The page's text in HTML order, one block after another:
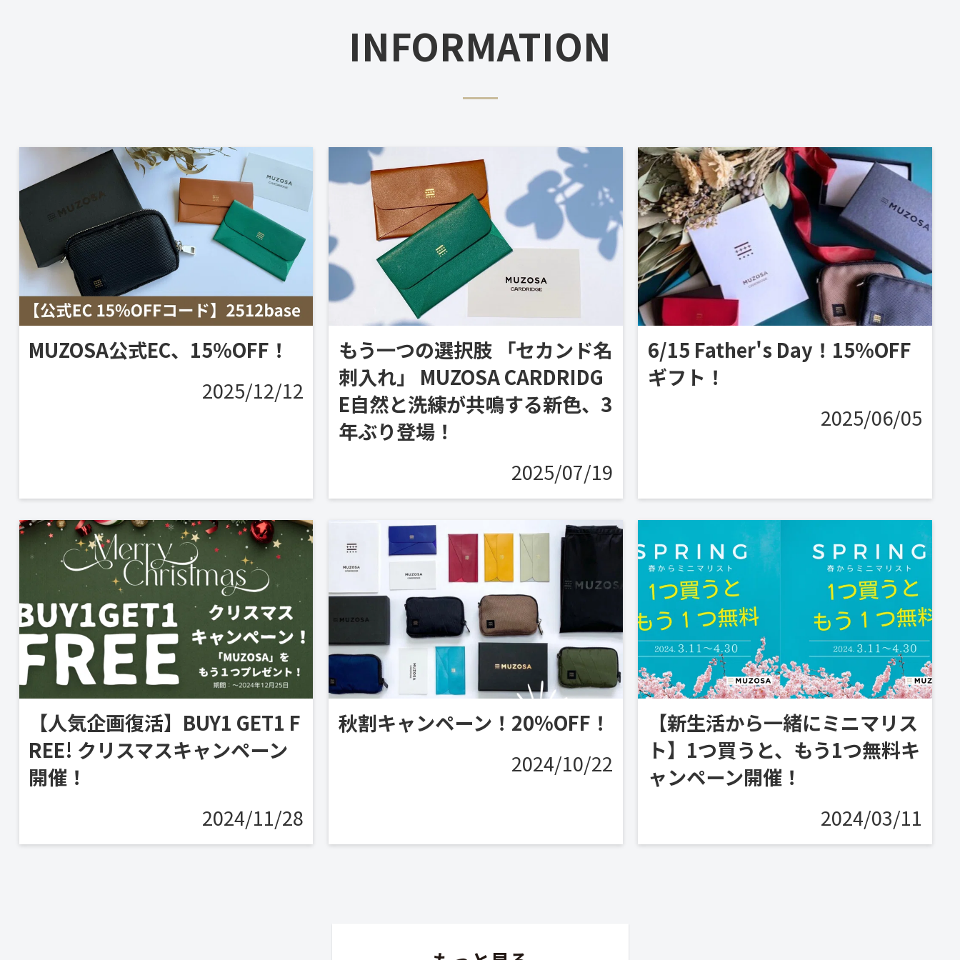
INFORMATION
MUZOSA公式EC、15%OFF！
2025/12/12
もう一つの選択肢 「セカンド名
刺入れ」 MUZOSA CARDRIDG
E自然と洗練が共鳴する新色、3
年ぶり登場！
2025/07/19
6/15 Father's Day！15%OFF
ギフト！
2025/06/05
【人気企画復活】BUY1 GET1 F
REE! クリスマスキャンペーン
開催！
2024/11/28
秋割キャンペーン！20%OFF！
2024/10/22
【新生活から一緒にミニマリス
ト】1つ買うと、もう1つ無料キ
ャンペーン開催！
2024/03/11